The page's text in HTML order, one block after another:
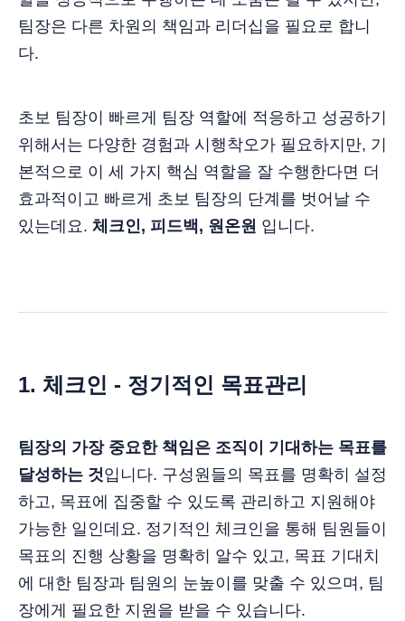
팀장은 다른 차원의 책임과 리더십을 필요로 합니
다.
초보 팀장이 빠르게 팀장 역할에 적응하고 성공하기
위해서는 다양한 경험과 시행착오가 필요하지만, 기
본적으로 이 세 가지 핵심 역할을 잘 수행한다면 더
효과적이고 빠르게 초보 팀장의 단계를 벗어날 수
있는데요. 체크인, 피드백, 원온원 입니다.
1. 체크인 - 정기적인 목표관리
팀장의 가장 중요한 책임은 조직이 기대하는 목표를
달성하는 것입니다. 구성원들의 목표를 명확히 설정
하고, 목표에 집중할 수 있도록 관리하고 지원해야
가능한 일인데요. 정기적인 체크인을 통해 팀원들이
목표의 진행 상황을 명확히 알수 있고, 목표 기대치
에 대한 팀장과 팀원의 눈높이를 맞출 수 있으며, 팀
장에게 필요한 지원을 받을 수 있습니다.